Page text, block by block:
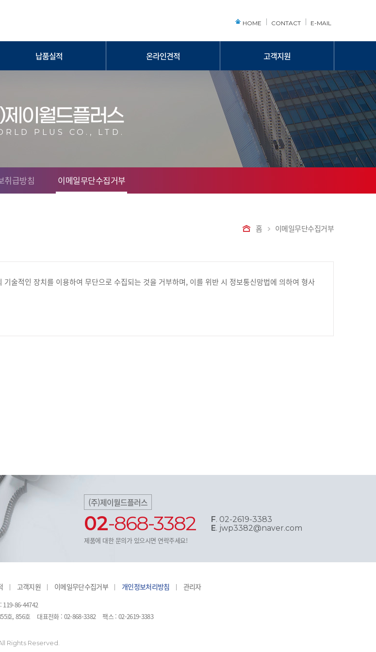
HOME CONTACT E-MAIL
납품실적
2021
2020
2019
온라인견적 고객지원
공지사항
자료실
제이월드플러스
PLUS CO., LTD.
취급방침 이메일무단수집거부
홈 이메일무단수집거부
술적인 장치를 이용하여 무단으로 수집되는 것을 거부하며, 이를 위반 시 정보통신망법에 의하여 형사
(주)제이월드플러스
02-868-3382
제품에 대한 문의가 있으시면 연락주세요!
F. 02-2619-3383
E. jwp3382@naver.com
고객지원 이메일무단수집거부 개인정보처리방침 관리자
119-86-44742
호, 856호
대표전화 : 02-868-3382
팩스 : 02-2619-3383
Rights Reserved.